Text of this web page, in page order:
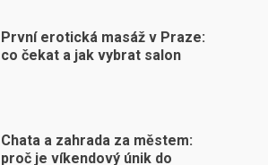
První erotická masáž v Praze:
co čekat a jak vybrat salon
Chata a zahrada za městem:
proč je víkendový únik do